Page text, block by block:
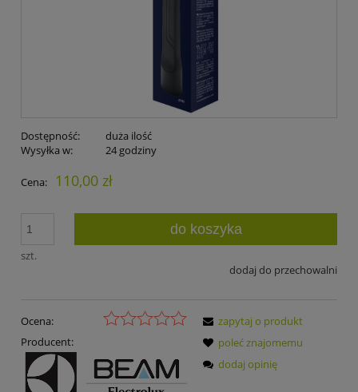
Dostępność:
duża ilość
Wysyłka w:
24 godziny
Cena: 110,00 zł
szt.
do koszyka
dodaj do przechowalni
Ocena:
Producent:
zapytaj o produkt
poleć znajomemu
dodaj opinię